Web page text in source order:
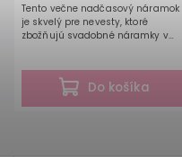
Do košíka
Tento večne nadčasový náramok
je skvelý pre nevesty, ktoré
zbožňujú svadobné náramky v